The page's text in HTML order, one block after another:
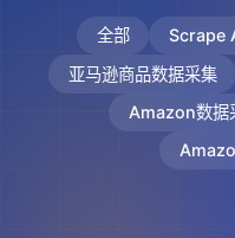
全部 Scrape
亚马逊商品数据采集
Amazon数据